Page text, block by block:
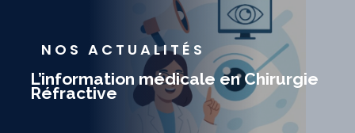
NOS ACTUALITÉS
L’information médicale en Chirurgie
Réfractive